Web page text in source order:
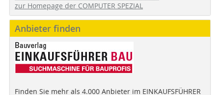
zur Homepage der COMPUTER SPEZIAL
Anbieter finden
Finden Sie mehr als 4.000 Anbieter im EINKAUFSFÜHRER